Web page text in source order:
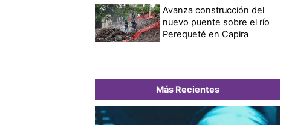
Avanza construcción del
nuevo puente sobre el río
Perequeté en Capira
Más Recientes